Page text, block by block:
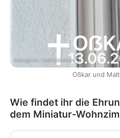
Instagram / maltezierden
Oßkar und
Wie findet ihr die
dem Miniatur-